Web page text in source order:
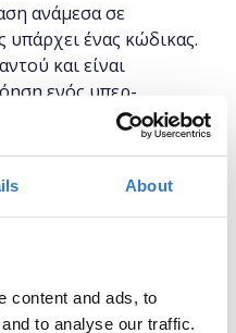
About
content and ads, to
to analyse our traffic.
ανάμεσα σε
ένας κώδικας.
και είναι
ενός υπερ-
κάποιος αποκτά
όχι μόνο
να σκέφτεται πιο
να δώσει την